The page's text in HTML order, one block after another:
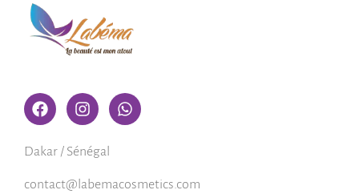
Dakar / Sénégal
contact@labemacosmetics.com